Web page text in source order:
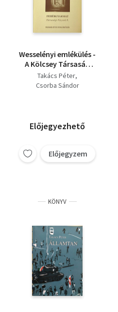
Wesselényi emlékülés -
A Kölcsey Társaság
Füzetei 8.
Takács Péter
Csorba Sándor
Előjegyezhető
Előjegyzem
KÖNYV